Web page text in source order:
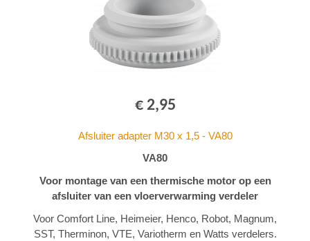
€ 2,95
Afsluiter adapter M30 x 1,5 - VA80
VA80
Voor montage van een thermische motor op een
afsluiter van een vloerverwarming verdeler
Voor Comfort Line, Heimeier, Henco, Robot, Magnum,
SST, Therminon, VTE, Variotherm en Watts verdelers.